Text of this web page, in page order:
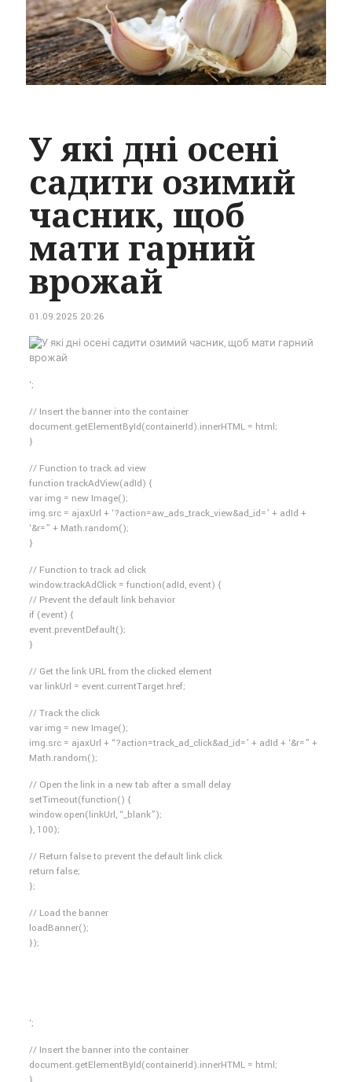
У які дні осені
садити озимий
часник, щоб
мати гарний
врожай
01.09.2025 20:26
‘;
// Insert the banner into the container
document.getElementById(containerId).innerHTML = html;
}
// Function to track ad view
function trackAdView(adId) {
var img = new Image();
img.src = ajaxUrl + ‘?action=aw_ads_track_view&ad_id=’ + adId +
‘&r=” + Math.random();
}
// Function to track ad click
window.trackAdClick = function(adId, event) {
// Prevent the default link behavior
if (event) {
event.preventDefault();
}
// Get the link URL from the clicked element
var linkUrl = event.currentTarget.href;
// Track the click
var img = new Image();
img.src = ajaxUrl + “?action=track_ad_click&ad_id=’ + adId + ‘&r=” +
Math.random();
// Open the link in a new tab after a small delay
setTimeout(function() {
window.open(linkUrl, “_blank”);
}, 100);
// Return false to prevent the default link click
return false;
};
// Load the banner
loadBanner();
});
‘;
// Insert the banner into the container
document.getElementById(containerId).innerHTML = html;